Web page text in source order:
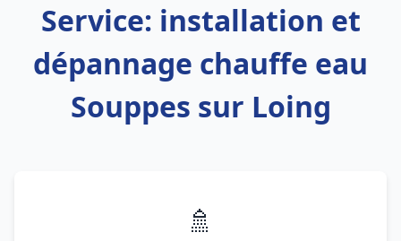
Service: installation et
dépannage chauffe eau
Souppes sur Loing
🚿